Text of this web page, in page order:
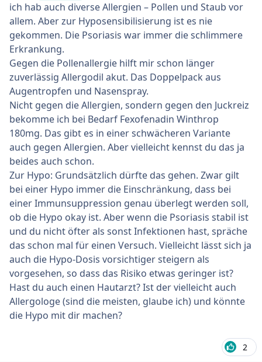
ich hab auch diverse Allergien – Pollen und Staub vor
allem. Aber zur Hyposensibilisierung ist es nie
gekommen. Die Psoriasis war immer die schlimmere
Erkrankung.
Gegen die Pollenallergie hilft mir schon länger
zuverlässig Allergodil akut. Das Doppelpack aus
Augentropfen und Nasenspray.
Nicht gegen die Allergien, sondern gegen den Juckreiz
bekomme ich bei Bedarf Fexofenadin Winthrop
180mg. Das gibt es in einer schwächeren Variante
auch gegen Allergien. Aber vielleicht kennst du das ja
beides auch schon.
Zur Hypo: Grundsätzlich dürfte das gehen. Zwar gilt
bei einer Hypo immer die Einschränkung, dass bei
einer Immunsuppression genau überlegt werden soll,
ob die Hypo okay ist. Aber wenn die Psoriasis stabil ist
und du nicht öfter als sonst Infektionen hast, spräche
das schon mal für einen Versuch. Vielleicht lässt sich ja
auch die Hypo-Dosis vorsichtiger steigern als
vorgesehen, so dass das Risiko etwas geringer ist?
Hast du auch einen Hautarzt? Ist der vielleicht auch
Allergologe (sind die meisten, glaube ich) und könnte
die Hypo mit dir machen?
2